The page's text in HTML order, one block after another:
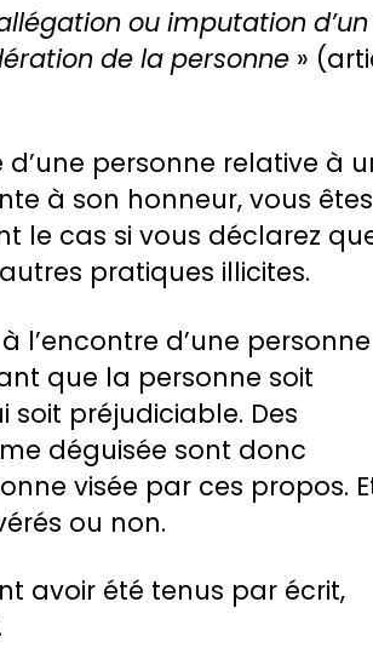
ou imputation
de la personne »
personne relative à
à son honneur, vous êtes
le cas si vous déclarez
pratiques illicites.
l’encontre d’une personne
que la personne soit
préjudiciable. Des
déguisée sont donc
visée par ces propos.
ou non.
avoir été tenus par écrit,